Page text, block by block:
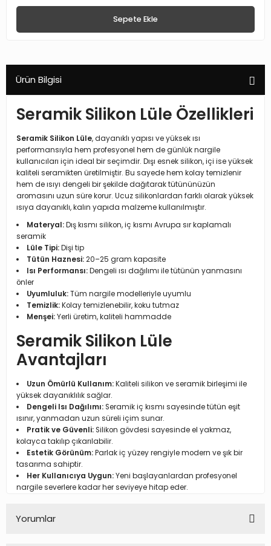
Sepete Ekle
Ürün Bilgisi
Seramik Silikon Lüle Özellikleri
Seramik Silikon Lüle, dayanıklı yapısı ve yüksek ısı
performansıyla hem profesyonel hem de günlük nargile
kullanıcıları için ideal bir seçimdir. Dışı esnek silikon, içi ise yüksek
kaliteli seramikten üretilmiştir. Bu sayede hem kolay temizlenir
hem de ısıyı dengeli bir şekilde dağıtarak tütününüzün
aromasını uzun süre korur. Ucuz silikonlardan farklı olarak yüksek
ısıya dayanıklı, kalın yapıda malzeme kullanılmıştır.
Materyal:Dış kısmı silikon, iç kısmı Avrupa sır kaplamalı
seramik
Lüle Tipi:Dişi tip
Tütün Haznesi:20–25 gram kapasite
Isı Performansı:Dengeli ısı dağılımı ile tütünün yanmasını
önler
Uyumluluk:Tüm nargile modelleriyle uyumlu
Temizlik:Kolay temizlenebilir, koku tutmaz
Menşei:Yerli üretim, kaliteli hammadde
Seramik Silikon Lüle
Avantajları
Uzun Ömürlü Kullanım:Kaliteli silikon ve seramik birleşimi ile
yüksek dayanıklılık sağlar.
Dengeli Isı Dağılımı:Seramik iç kısmı sayesinde tütün eşit
ısınır, yanmadan uzun süreli içim sunar.
Pratik ve Güvenli:Silikon gövdesi sayesinde el yakmaz,
kolayca takılıp çıkarılabilir.
Estetik Görünüm:Parlak iç yüzey rengiyle modern ve şık bir
tasarıma sahiptir.
Her Kullanıcıya Uygun:Yeni başlayanlardan profesyonel
nargile severlere kadar her seviyeye hitap eder.
Yorumlar